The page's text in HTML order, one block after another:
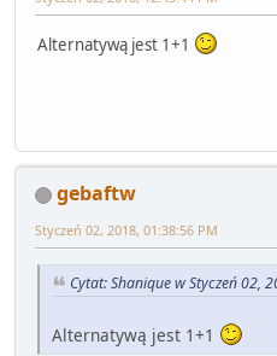
Alternatywą jest 1+1
gebaftw
Styczeń 02, 2018, 01:38:56 PM
Cytat: Shanique w Styczeń 02,
Alternatywą jest 1+1